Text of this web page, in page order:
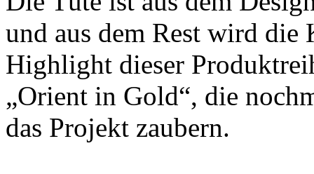
und aus dem Rest wird die
Highlight dieser
„Orient in Gold“, die
das Projekt zaubern.